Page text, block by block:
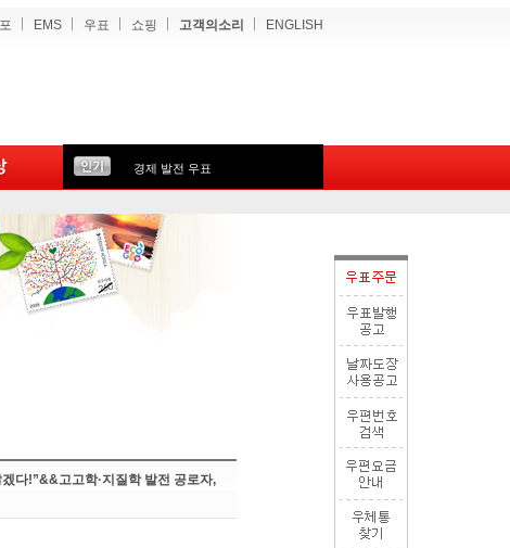
EMS 우표 쇼핑 고객의소리 ENGLISH
경제 발전 우표
다!”&&고고학·지질학 발전 공로자,